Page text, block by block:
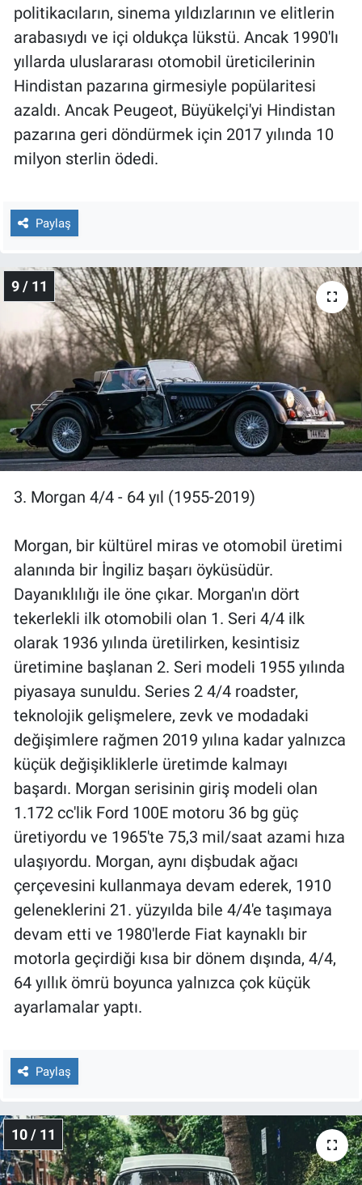
politikacıların, sinema yıldızlarının ve elitlerin
arabasıydı ve içi oldukça lükstü. Ancak 1990'lı
yıllarda uluslararası otomobil üreticilerinin
Hindistan pazarına girmesiyle popülaritesi
azaldı. Ancak Peugeot, Büyükelçi'yi Hindistan
pazarına geri döndürmek için 2017 yılında 10
milyon sterlin ödedi.
Paylaş
9 / 11
3. Morgan 4/4 - 64 yıl (1955-2019)
Morgan, bir kültürel miras ve otomobil üretimi
alanında bir İngiliz başarı öyküsüdür.
Dayanıklılığı ile öne çıkar. Morgan'ın dört
tekerlekli ilk otomobili olan 1. Seri 4/4 ilk
olarak 1936 yılında üretilirken, kesintisiz
üretimine başlanan 2. Seri modeli 1955 yılında
piyasaya sunuldu. Series 2 4/4 roadster,
teknolojik gelişmelere, zevk ve modadaki
değişimlere rağmen 2019 yılına kadar yalnızca
küçük değişikliklerle üretimde kalmayı
başardı. Morgan serisinin giriş modeli olan
1.172 cc'lik Ford 100E motoru 36 bg güç
üretiyordu ve 1965'te 75,3 mil/saat azami hıza
ulaşıyordu. Morgan, aynı dişbudak ağacı
çerçevesini kullanmaya devam ederek, 1910
geleneklerini 21. yüzyılda bile 4/4'e taşımaya
devam etti ve 1980'lerde Fiat kaynaklı bir
motorla geçirdiği kısa bir dönem dışında, 4/4,
64 yıllık ömrü boyunca yalnızca çok küçük
ayarlamalar yaptı.
Paylaş
10 / 11